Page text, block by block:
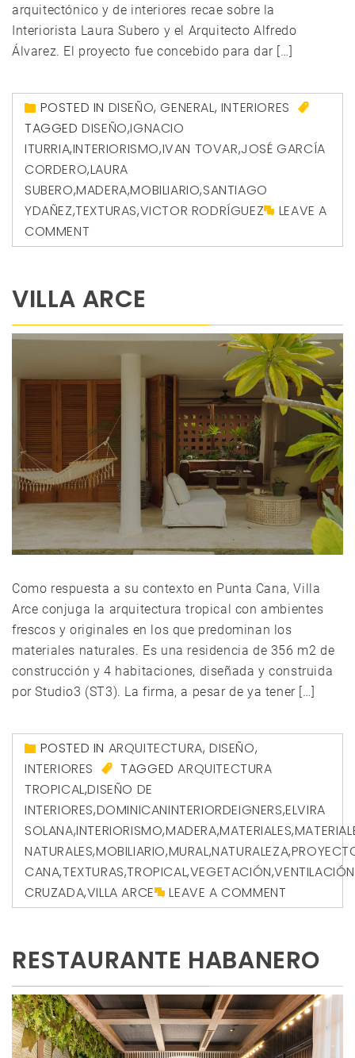
arquitectónico y de interiores recae sobre la
Interiorista Laura Subero y el Arquitecto Alfredo
Álvarez. El proyecto fue concebido para dar […]
POSTED IN DISEÑO,GENERAL, INTERIORES
TAGGEDDISEÑO,IGNACIO
ITURRIA,INTERIORISMO,IVAN TOVAR,JOSÉ GARCÍA
CORDERO,LAURA
SUBERO,MADERA,MOBILIARIO,SANTIAGO
YDAÑEZ,TEXTURAS,VICTOR RODRÍGUEZ
LEAVE A
COMMENT
VILLA ARCE
Como respuesta a su contexto en Punta Cana, Villa
Arce conjuga la arquitectura tropical con ambientes
frescos y originales en los que predominan los
materiales naturales. Es una residencia de 356 m2 de
construcción y 4 habitaciones, diseñada y construida
por Studio3 (ST3). La firma, a pesar de ya tener […]
POSTED IN ARQUITECTURA,DISEÑO,
INTERIORES
TAGGEDARQUITECTURA
TROPICAL,DISEÑO DE
INTERIORES,DOMINICANINTERIORDEIGNERS,ELVIRA
SOLANA,INTERIORISMO,MADERA,MATERIALES,
NATURALES,MOBILIARIO,MURAL,NATURALEZA,
CANA,TEXTURAS,TROPICAL,VEGETACIÓN,VENTILACIÓN
CRUZADA,VILLA ARCE LEAVE A COMMENT
RESTAURANTE HABANERO